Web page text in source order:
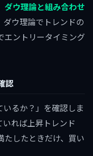
ダウ理論と組み合わせ
ダウ理論でトレンドの
エントリータイミング
認
るか？」を確認しま
れば上昇トレンド
たしたときだけ、買い